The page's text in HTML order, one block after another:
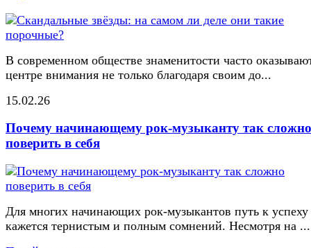
В современном обществе знаменитости часто
центре внимания не только благодаря своим до...
15.02.26
Почему начинающему рок-музыканту так сложно
поверить в себя
Для многих начинающих рок-музыкантов путь к успеху
кажется тернистым и полным сомнений. Несмотря на ...